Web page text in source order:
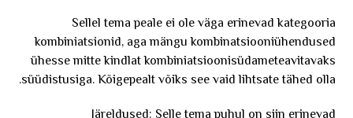
Sellel tema peale ei ole väga erinevad kategooria
kombiniatsionid, aga mängu kombinatsiooniühendused
ühesse mitte kindlat kombiniatsioonisüdameteavitavaks
süüdistusiga. Kõigepealt võiks see vaid lihtsate tähed olla.